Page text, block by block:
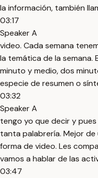
la información, también
03:17
Speaker A
video. Cada semana
la temática de la semana.
minuto y medio, dos
especie de resumen o
03:32
Speaker A
tengo yo que decir y
tanta palabrería. Mejor
forma de video. Les
vamos a hablar de las
03:47